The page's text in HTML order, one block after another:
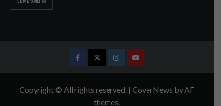
FacebookTwitterInstagramYoutube
Copyright © All rights reserved. | CoverNews by AF
themes.